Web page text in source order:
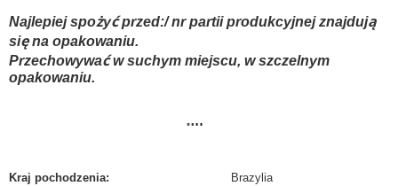
Najlepiej spożyć przed:/ nr partii produkcyjnej znajdują
się na opakowaniu.
Przechowywać w suchym miejscu, w szczelnym
opakowaniu.
Kraj pochodzenia:
Brazylia